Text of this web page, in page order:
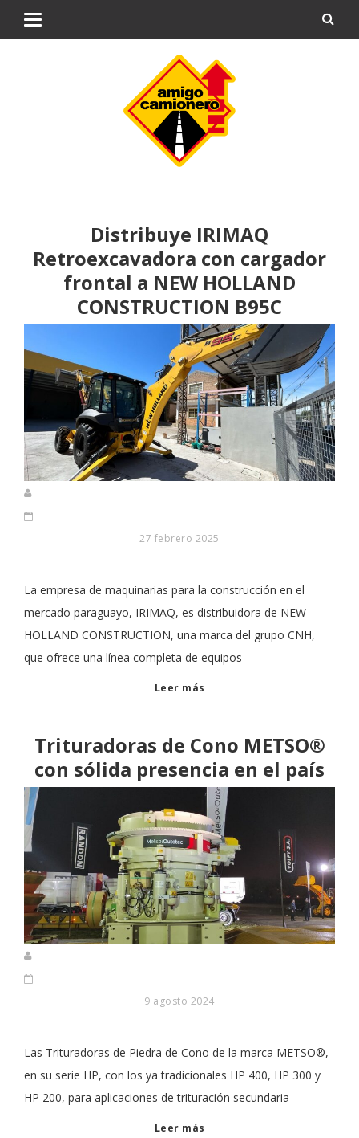
Distribuye IRIMAQ
Retroexcavadora con cargador
frontal a NEW HOLLAND
CONSTRUCTION B95C
27 febrero 2025
La empresa de maquinarias para la construcción en el
mercado paraguayo, IRIMAQ, es distribuidora de NEW
HOLLAND CONSTRUCTION, una marca del grupo CNH,
que ofrece una línea completa de equipos
Leer más
Trituradoras de Cono METSO®
con sólida presencia en el país
9 agosto 2024
Las Trituradoras de Piedra de Cono de la marca METSO®,
en su serie HP, con los ya tradicionales HP 400, HP 300 y
HP 200, para aplicaciones de trituración secundaria
Leer más